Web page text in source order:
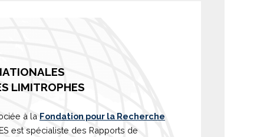
LIMITROPHES
à la Fondation pour la Recherche
est spécialiste des Rapports de